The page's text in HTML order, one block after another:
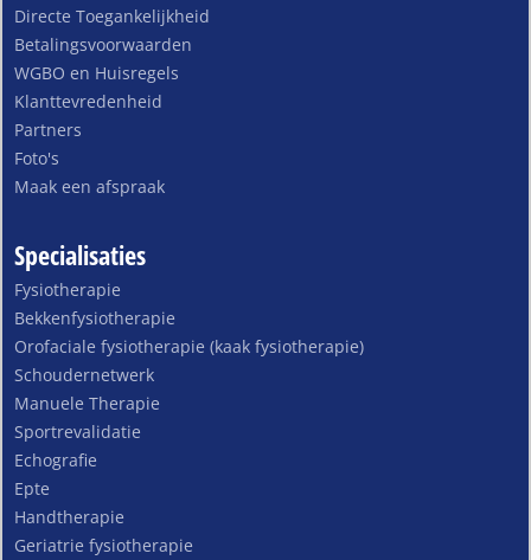
Directe Toegankelijkheid
Betalingsvoorwaarden
WGBO en Huisregels
Klanttevredenheid
Partners
Foto's
Maak een afspraak
Specialisaties
Fysiotherapie
Bekkenfysiotherapie
Orofaciale fysiotherapie (kaak fysiotherapie)
Schoudernetwerk
Manuele Therapie
Sportrevalidatie
Echografie
Epte
Handtherapie
Geriatrie fysiotherapie